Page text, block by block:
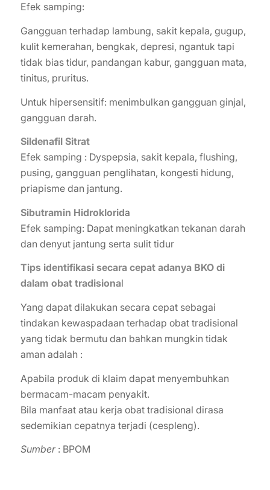
Efek samping:
Gangguan terhadap lambung, sakit kepala, gugup,
kulit kemerahan, bengkak, depresi, ngantuk tapi
tidak bias tidur, pandangan kabur, gangguan mata,
tinitus, pruritus.
Untuk hipersensitif: menimbulkan gangguan ginjal,
gangguan darah.
Sildenafil Sitrat
Efek samping : Dyspepsia, sakit kepala, flushing,
pusing, gangguan penglihatan, kongesti hidung,
priapisme dan jantung.
Sibutramin Hidroklorida
Efek samping: Dapat meningkatkan tekanan darah
dan denyut jantung serta sulit tidur
Tips identifikasi secara cepat adanya BKO di
dalam obat tradisional
Yang dapat dilakukan secara cepat sebagai
tindakan kewaspadaan terhadap obat tradisional
yang tidak bermutu dan bahkan mungkin tidak
aman adalah :
Apabila produk di klaim dapat menyembuhkan
bermacam-macam penyakit.
Bila manfaat atau kerja obat tradisional dirasa
sedemikian cepatnya terjadi (cespleng).
Sumber: BPOM